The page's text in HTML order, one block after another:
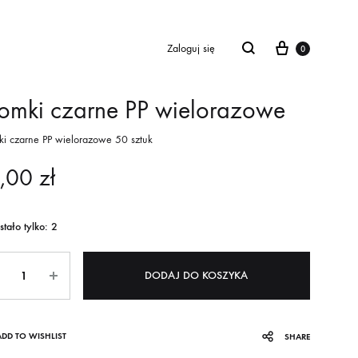
Zaloguj się Cart
0
czarne PP wielorazowe
czarne PP wielorazowe 50 sztuk
zł
tylko: 2
DODAJ DO KOSZYKA
TO WISHLIST SHARE